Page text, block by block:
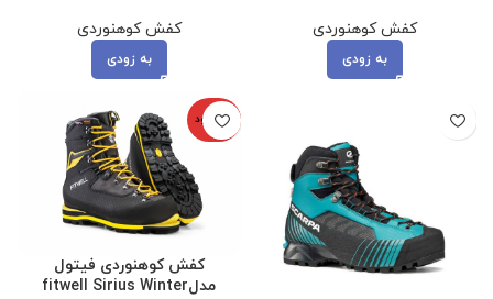
کفش کوهنوردی
به زودی
کفش کوهنوردی
به زودی
ناموجود
کفش کوهنوردی فیتول
مدلfitwell Sirius Winter